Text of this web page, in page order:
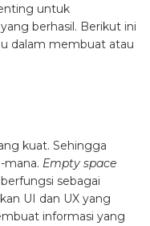
untuk
berhasil. Berikut ini
dalam membuat atau
kuat. Sehingga
mana. Empty space
sebagai
UI dan UX yang
informasi yang